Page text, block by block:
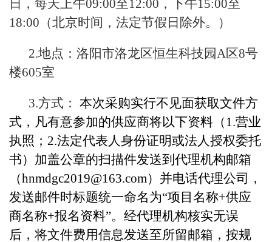
日，每天上午09:00至12:00，下午15:00至
18:00（北京时间，法定节假日除外。）
2.地点：洛阳市洛龙区恒生科技园A区8号
楼605室
3.方式： 本次采购实行不见面获取文件方
式，凡有意参加的供应商将以下资料（1.营业
执照；2.法定代表人身份证明或法人授权委托
书）加盖公章的扫描件发送到代理机构邮箱
（hnmdgc2019@163.com）并电话代理公司，
发送邮件时标题统一命名为“项目名称+供应
商名称+报名资料”。经代理机构核实无误
后，将文件费用信息发送至所留邮箱，按规